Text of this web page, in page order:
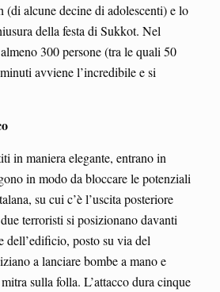
(di alcune decine di adolescenti) e lo
della festa di Sukkot. Nel
300 persone (tra le quali 50
avviene l’incredibile e si
in maniera elegante, entrano in
in modo da bloccare le potenziali
su cui c’è l’uscita posteriore
terroristi si posizionano davanti
dell’edificio, posto su via del
a lanciare bombe a mano e
sulla folla. L’attacco dura cinque